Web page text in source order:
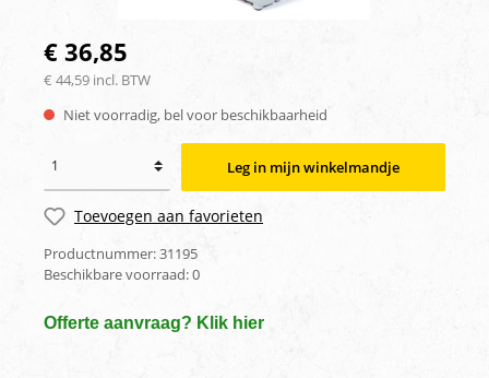
€ 36,85
€ 44,59 incl. BTW
Niet voorradig, bel voor beschikbaarheid
Leg in mijn winkelmandje
Toevoegen aan favorieten
Productnummer:31195
Beschikbare voorraad:0
Offerte aanvraag? Klik hier